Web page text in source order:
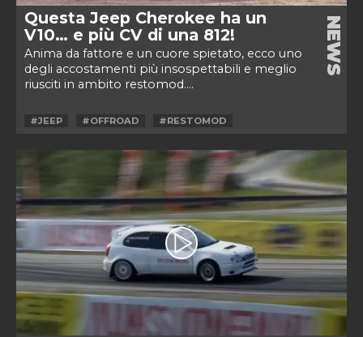
Questa Jeep Cherokee ha un
V10… e più CV di una 812!
Anima da fattore e un cuore spietato, ecco uno
degli accostamenti più insospettabili e meglio
riusciti in ambito restomod....
NEWS
#JEEP #OFFROAD #RESTOMOD